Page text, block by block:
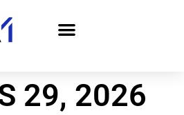
29, 2026